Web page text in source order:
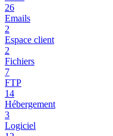
26
Emails
2
Espace client
2
Fichiers
7
FTP
14
Hébergement
3
Logiciel